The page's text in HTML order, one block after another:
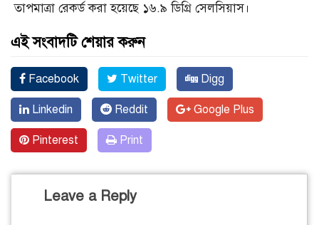
তাপমাত্রা রেকর্ড করা হয়েছে ১৬.৯ ডিগ্রি সেলসিয়াস।
এই সংবাদটি শেয়ার করুন
Facebook Twitter Digg
Linkedin Reddit Google Plus
Pinterest Print
Leave a Reply